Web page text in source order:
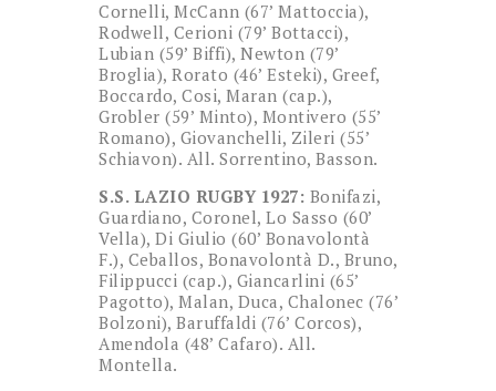
Cornelli, McCann (67’ Mattoccia),
Rodwell, Cerioni (79’ Bottacci),
Lubian (59’ Biffi), Newton (79’
Broglia), Rorato (46’ Esteki), Greef,
Boccardo, Cosi, Maran (cap.),
Grobler (59’ Minto), Montivero (55’
Romano), Giovanchelli, Zileri (55’
Schiavon). All. Sorrentino, Basson.
S.S. LAZIO RUGBY 1927: Bonifazi,
Guardiano, Coronel, Lo Sasso (60’
Vella), Di Giulio (60’ Bonavolontà
F.), Ceballos, Bonavolontà D., Bruno,
Filippucci (cap.), Giancarlini (65’
Pagotto), Malan, Duca, Chalonec (76’
Bolzoni), Baruffaldi (76’ Corcos),
Amendola (48’ Cafaro). All.
Montella.